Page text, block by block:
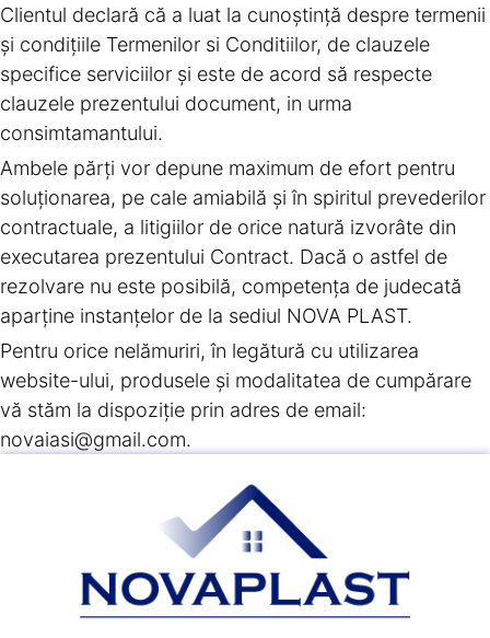
Clientul declară că a luat la cunoştinţă despre termenii
şi condiţiile Termenilor si Conditiilor, de clauzele
specifice serviciilor şi este de acord să respecte
clauzele prezentului document, in urma
consimtamantului.
Ambele părţi vor depune maximum de efort pentru
soluţionarea, pe cale amiabilă şi în spiritul prevederilor
contractuale, a litigiilor de orice natură izvorâte din
executarea prezentului Contract. Dacă o astfel de
rezolvare nu este posibilă, competenţa de judecată
aparţine instanţelor de la sediul NOVA PLAST.
Pentru orice nelămuriri, în legătură cu utilizarea
website-ului, produsele şi modalitatea de cumpărare
vă stăm la dispoziţie prin adres de email:
novaiasi@gmail.com.